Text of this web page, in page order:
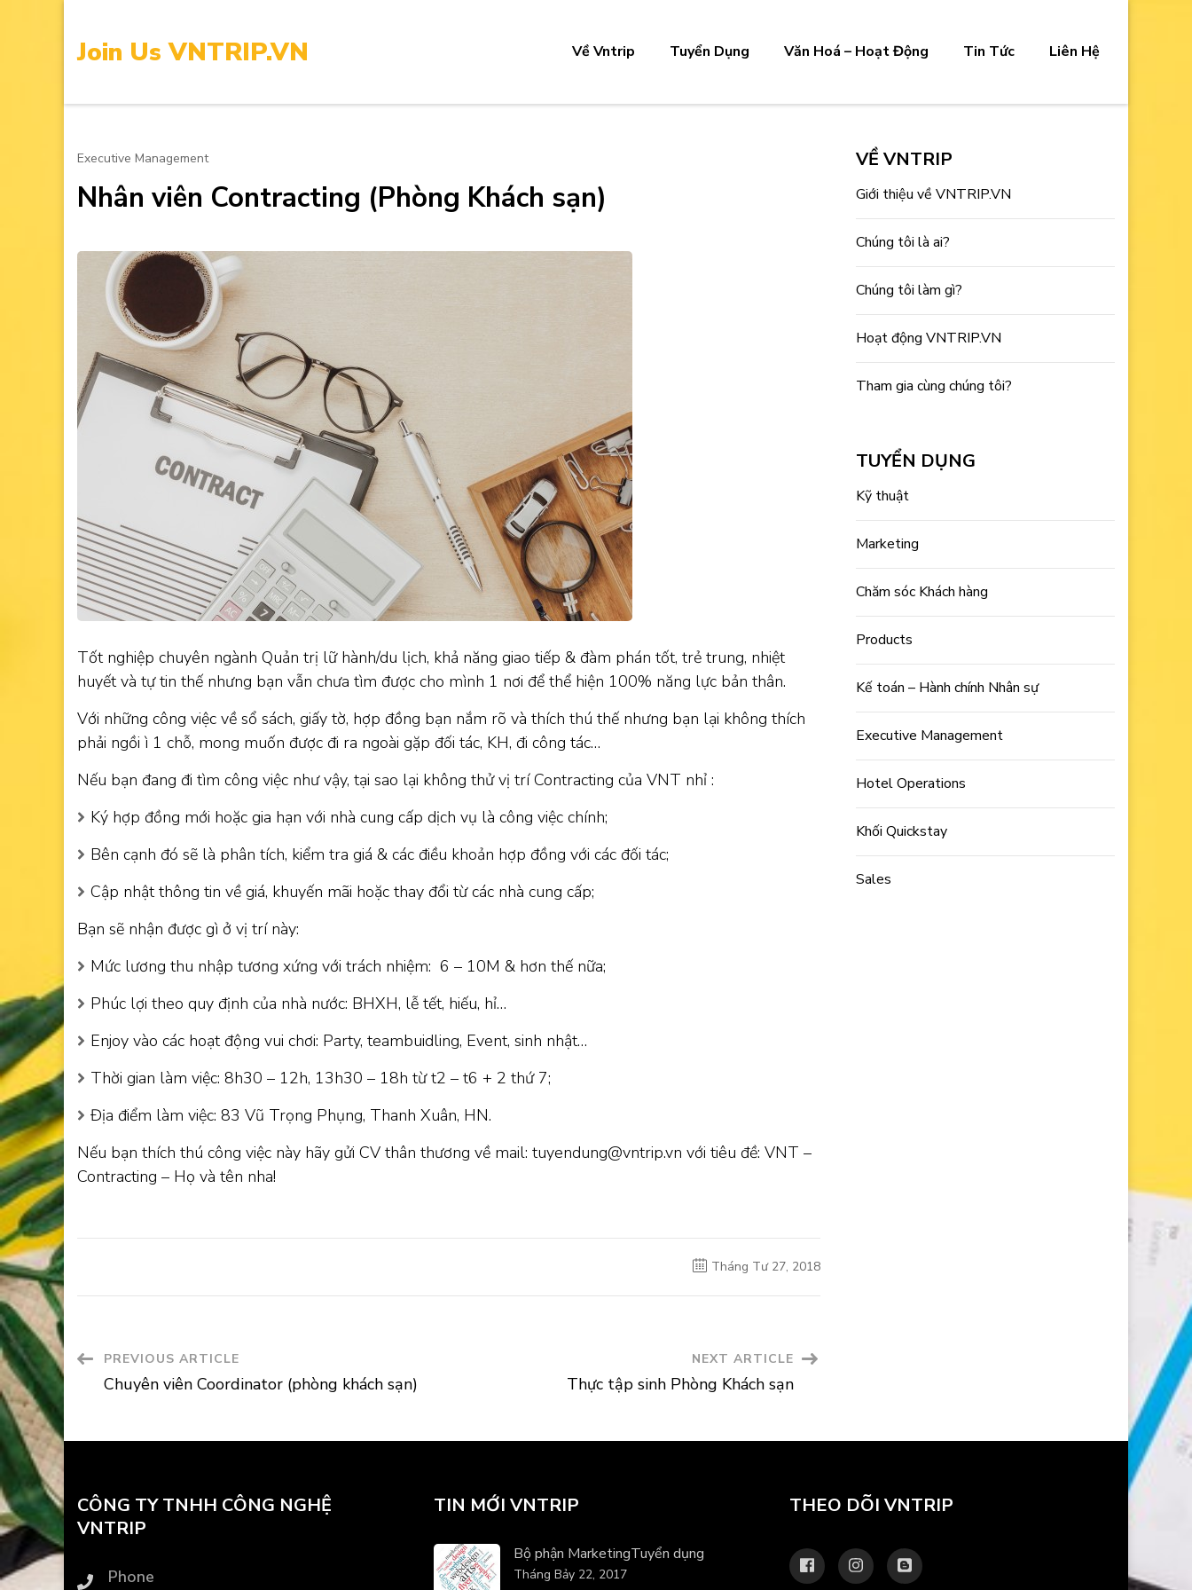
content
Enter)
Join Us VNTRIP.VN Về Vntrip Tuyển Dụng Văn Hoá – Hoạt Động Tin Tức Liên Hệ
Executive Management
Nhân viên Contracting (Phòng Khách sạn)
Tốt nghiệp chuyên ngành Quản trị lữ hành/du lịch, khả năng giao tiếp & đàm phán tốt, trẻ trung, nhiệt
huyết và tự tin thế nhưng bạn vẫn chưa tìm được cho mình 1 nơi để thể hiện 100% năng lực bản thân.
Với những công việc về sổ sách, giấy tờ, hợp đồng bạn nắm rõ và thích thú thế nhưng bạn lại không thích
phải ngồi ì 1 chỗ, mong muốn được đi ra ngoài gặp đối tác, KH, đi công tác…
Nếu bạn đang đi tìm công việc như vậy, tại sao lại không thử vị trí Contracting của VNT nhỉ :
Ký hợp đồng mới hoặc gia hạn với nhà cung cấp dịch vụ là công việc chính;
Bên cạnh đó sẽ là phân tích, kiểm tra giá & các điều khoản hợp đồng với các đối tác;
Cập nhật thông tin về giá, khuyến mãi hoặc thay đổi từ các nhà cung cấp;
Bạn sẽ nhận được gì ở vị trí này:
Mức lương thu nhập tương xứng với trách nhiệm: 6 – 10M & hơn thế nữa;
Phúc lợi theo quy định của nhà nước: BHXH, lễ tết, hiếu, hỉ…
Enjoy vào các hoạt động vui chơi: Party, teambuidling, Event, sinh nhật…
Thời gian làm việc: 8h30 – 12h, 13h30 – 18h từ t2 – t6 + 2 thứ 7;
Địa điểm làm việc: 83 Vũ Trọng Phụng, Thanh Xuân, HN.
Nếu bạn thích thú công việc này hãy gửi CV thân thương về mail: tuyendung@vntrip.vn với tiêu đề: VNT –
Contracting – Họ và tên nha!
Tháng Tư 27, 2018
Post
Navigation
PREVIOUS ARTICLE
Chuyên viên Coordinator (phòng khách sạn)
NEXT ARTICLE
Thực tập sinh Phòng Khách sạn
VỀ VNTRIP
Giới thiệu về VNTRIP.VN
Chúng tôi là ai?
Chúng tôi làm gì?
Hoạt động VNTRIP.VN
Tham gia cùng chúng tôi?
TUYỂN DỤNG
Kỹ thuật
Marketing
Chăm sóc Khách hàng
Products
Kế toán – Hành chính Nhân sự
Executive Management
Hotel Operations
Khối Quickstay
Sales
CÔNG TY TNHH CÔNG NGHỆ
VNTRIP
Phone
TIN MỚI VNTRIP
Bộ phận MarketingTuyển dụng
Tháng Bảy 22, 2017
THEO DÕI VNTRIP